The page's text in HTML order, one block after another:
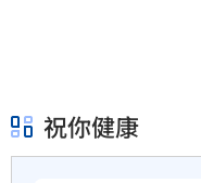
祝你健康